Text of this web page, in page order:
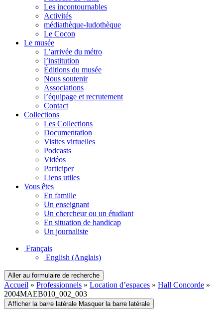
Les incontournables
Activités
médiathèque-ludothèque
Le Cocon
Le musée
L’arrivée du métro
l’institution
Éditions du musée
Nous soutenir
Associations
l’équipage et recrutement
Contact
Collections
Les Collections
Documentation
Visites virtuelles
Podcasts
Vidéos
Participer
Liens utiles
Vous êtes
En famille
Un enseignant
Un chercheur ou un étudiant
En situation de handicap
Un journaliste
Français
English (Anglais)
Aller au formulaire de recherche
Accueil » Professionnels » Location d’espaces » Hall Concorde »
2004MAEB010_002_003
Afficher la barre latérale Masquer la barre latérale